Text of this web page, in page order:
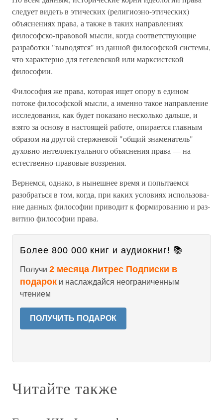
следует видеть в этических (религиозно-этических)
объяс­нениях права, а также в таких направлениях
философско-правовой мысли, когда соответствующие
разработки "выво­дятся" из данной философской системы,
что характерно для гегелевской или марксистской
философии.
Философия же права, которая ищет опору в едином
потоке философской мысли, а именно такое направление
исследования, как будет показано несколько дальше, и
взя­то за основу в настоящей работе, опирается главным
обра­зом на другой стержневой "общий знаменатель"
духовно-интеллектуального объяснения права — на
естественно-пра­вовые воззрения.
Вернемся, однако, в нынешнее время и попытаемся
разобраться в том, когда, при каких условиях использова­
ние данных философии приводит к формированию и раз­
витию философии права.
Более 800 000 книг и аудиокниг! 📚
Получи 2 месяца Литрес Подписки в
подарок и наслаждайся неограниченным
чтением
ПОЛУЧИТЬ ПОДАРОК
Читайте также